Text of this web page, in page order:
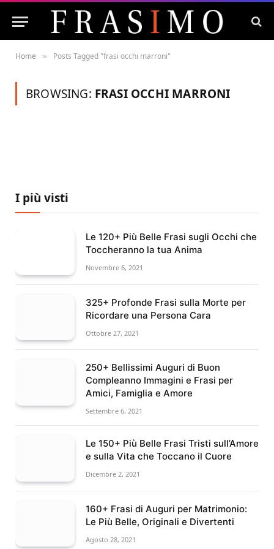
Home » Posts Tagged "frasi occhi marroni"
BROWSING: FRASI OCCHI MARRONI
I più visti
Le 120+ Più Belle Frasi sugli Occhi che
Toccheranno la tua Anima
Novembre 6, 2021
325+ Profonde Frasi sulla Morte per
Ricordare una Persona Cara
Ottobre 27, 2021
250+ Bellissimi Auguri di Buon
Compleanno Immagini e Frasi per
Amici, Famiglia e Amore
Settembre 6, 2021
Le 150+ Più Belle Frasi Tristi sull’Amore
e sulla Vita che Toccano il Cuore
Dicembre 2, 2021
160+ Frasi di Auguri per Matrimonio:
Le Più Belle, Originali e Divertenti
Agosto 28, 2021